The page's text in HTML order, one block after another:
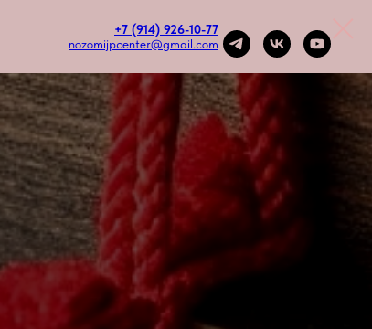
+7 (914) 926-10-77
nozomijpcenter@gmail.com